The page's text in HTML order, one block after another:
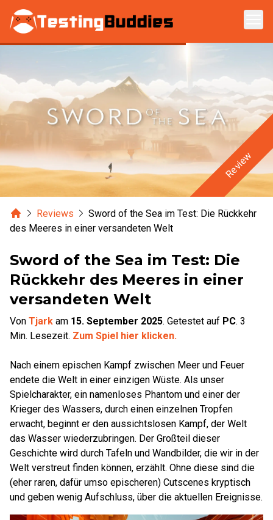
Zum Hauptinhalt springen
Review
HomeReviews
Sword of the Sea im Test: Die Rückkehr
des Meeres in einer versandeten Welt
Sword of the Sea im Test: Die
Rückkehr des Meeres in einer
versandeten Welt
Von Tjark am 15. September 2025. Getestet auf PC. 3
Min. Lesezeit. Zum Spiel hier klicken.
Nach einem epischen Kampf zwischen Meer und Feuer
endete die Welt in einer einzigen Wüste. Als unser
Spielcharakter, ein namenloses Phantom und einer der
Krieger des Wassers, durch einen einzelnen Tropfen
erwacht, beginnt er den aussichtslosen Kampf, der Welt
das Wasser wiederzubringen. Der Großteil dieser
Geschichte wird durch Tafeln und Wandbilder, die wir in der
Welt verstreut finden können, erzählt. Ohne diese sind die
(eher raren, dafür umso epischeren) Cutscenes kryptisch
und geben wenig Aufschluss, über die aktuellen Ereignisse.